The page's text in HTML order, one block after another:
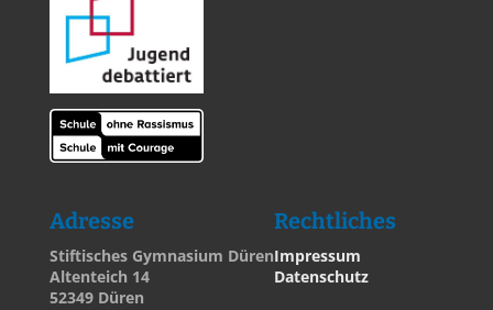
Adresse
Stiftisches Gymnasium Düren
Altenteich 14
52349 Düren
Rechtliches
Impressum
Datenschutz